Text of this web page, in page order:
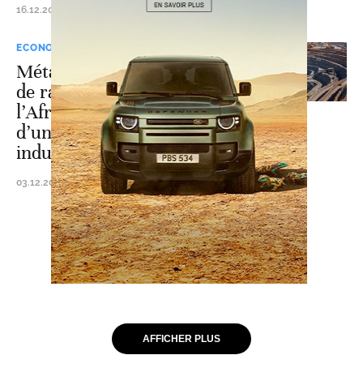
16.12.2025 - 10:33
ECONOMIE
Métaux critiques: avec 2%
de raffinage local,
l’Afrique face au risque
d’un siècle sans
industrialisation
03.12.2025 - 09:14
AFFICHER PLUS